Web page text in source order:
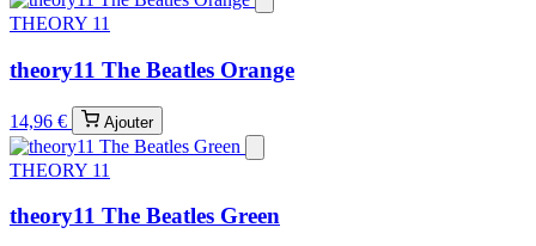
THEORY 11
theory11 The Beatles Orange
14,96 € Ajouter
THEORY 11
theory11 The Beatles Green